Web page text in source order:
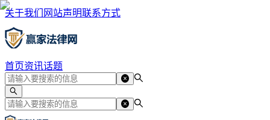
关于我们 网站声明联系方式
首页资讯话题